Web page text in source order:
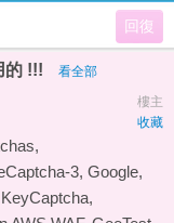
回復
的 !!! 看全部
樓主
收藏
3, Google,